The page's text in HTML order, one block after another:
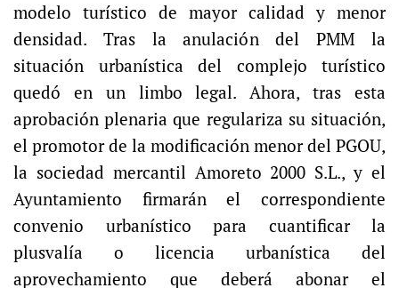
modelo turístico de mayor calidad y menor
densidad. Tras la anulación del PMM la
situación urbanística del complejo turístico
quedó en un limbo legal. Ahora, tras esta
aprobación plenaria que regulariza su situación,
el promotor de la modificación menor del PGOU,
la sociedad mercantil Amoreto 2000 S.L., y el
Ayuntamiento firmarán el correspondiente
convenio urbanístico para cuantificar la
plusvalía o licencia urbanística del
aprovechamiento que deberá abonar el